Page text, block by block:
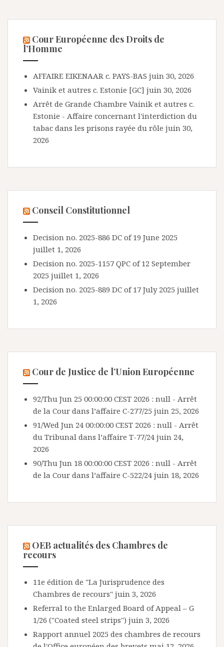
Cour Européenne des Droits de
l’Homme
AFFAIRE EIKENAAR c. PAYS-BAS juin 30, 2026
Vainik et autres c. Estonie [GC] juin 30, 2026
Arrêt de Grande Chambre Vainik et autres c.
Estonie - Affaire concernant l'interdiction du
tabac dans les prisons rayée du rôle juin 30,
2026
Conseil Constitutionnel
Decision no. 2025-886 DC of 19 June 2025
juillet 1, 2026
Decision no. 2025-1157 QPC of 12 September
2025 juillet 1, 2026
Decision no. 2025-889 DC of 17 July 2025 juillet
1, 2026
Cour de Justice de l’Union Européenne
92/Thu Jun 25 00:00:00 CEST 2026 : null - Arrêt
de la Cour dans l’affaire C-277/25 juin 25, 2026
91/Wed Jun 24 00:00:00 CEST 2026 : null - Arrêt
du Tribunal dans l’affaire T-77/24 juin 24,
2026
90/Thu Jun 18 00:00:00 CEST 2026 : null - Arrêt
de la Cour dans l’affaire C-522/24 juin 18, 2026
OEB actualités des Chambres de
recours
11e édition de "La Jurisprudence des
Chambres de recours" juin 3, 2026
Referral to the Enlarged Board of Appeal – G
1/26 ("Coated steel strips") juin 3, 2026
Rapport annuel 2025 des chambres de recours